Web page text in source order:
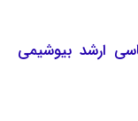
ارشد بیوشیمی